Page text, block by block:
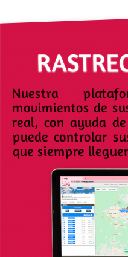
Nuestra
movimientos de
real, con ayuda
puede controlar
que siempre